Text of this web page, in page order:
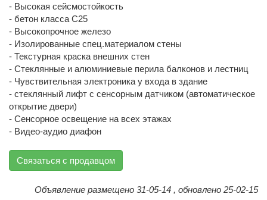
- Высокая сейсмостойкость
- бетон класса C25
- Высокопрочное железо
- Изолированные спец.материалом стены
- Текстурная краска внешних стен
- Стеклянные и алюминиевые перила балконов и лестниц
- Чувствительная электроника у входа в здание
- стеклянный лифт с сенсорным датчиком (автоматическое
открытие двери)
- Сенсорное освещение на всех этажах
- Видео-аудио диафон
Связаться с продавцом
Объявление размещено 31-05-14 , обновлено 25-02-15